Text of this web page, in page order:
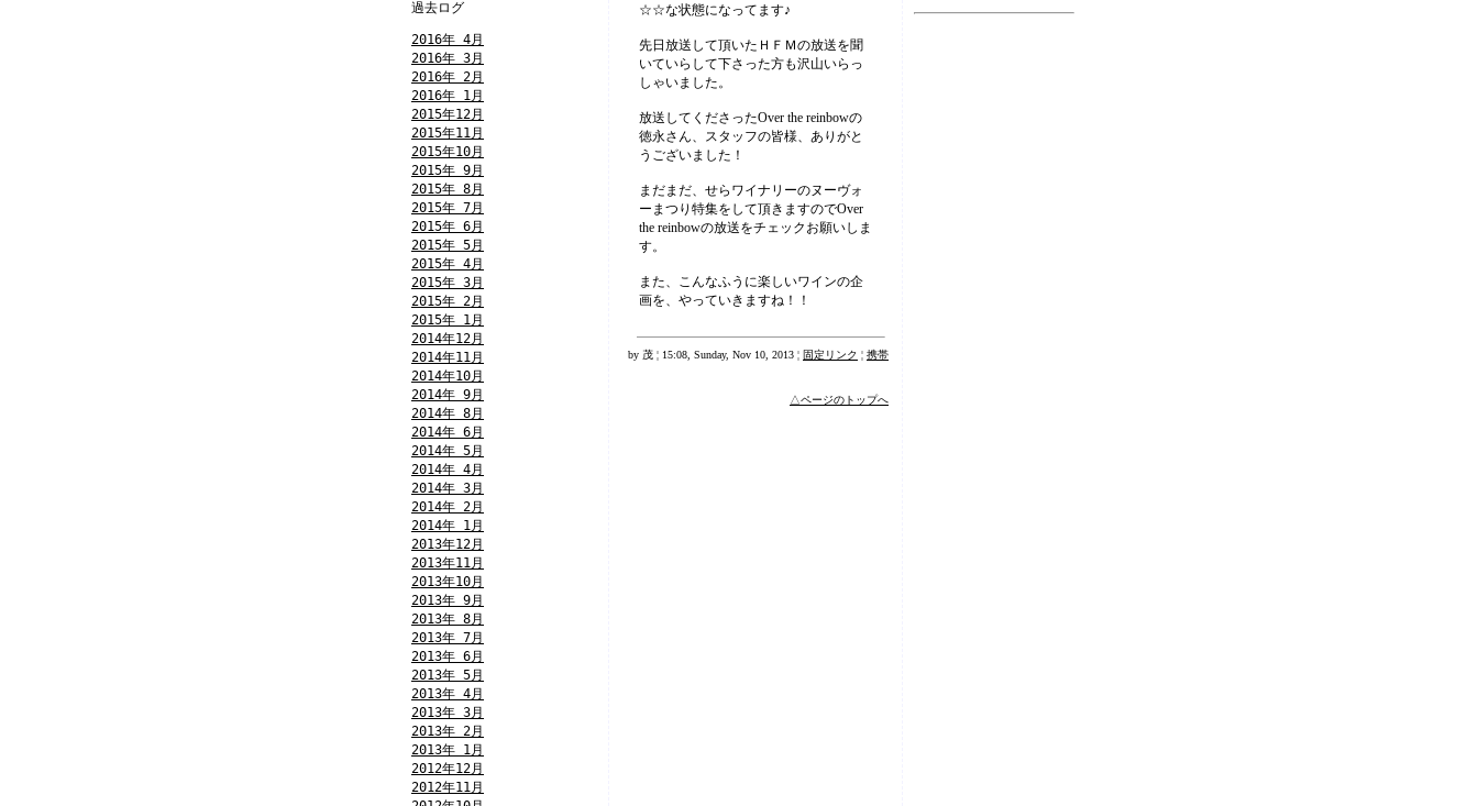
過去ログ
2016年 4月
2016年 3月
2016年 2月
2016年 1月
2015年12月
2015年11月
2015年10月
2015年 9月
2015年 8月
2015年 7月
2015年 6月
2015年 5月
2015年 4月
2015年 3月
2015年 2月
2015年 1月
2014年12月
2014年11月
2014年10月
2014年 9月
2014年 8月
2014年 6月
2014年 5月
2014年 4月
2014年 3月
2014年 2月
2014年 1月
2013年12月
2013年11月
2013年10月
2013年 9月
2013年 8月
2013年 7月
2013年 6月
2013年 5月
2013年 4月
2013年 3月
2013年 2月
2013年 1月
2012年12月
2012年11月
☆☆な状態になってます♪
先日放送して頂いたＨＦＭの放送を聞
いていらして下さった方も沢山いらっ
しゃいました。
放送してくださったOver the reinbowの
徳永さん、スタッフの皆様、ありがと
うございました！
まだまだ、せらワイナリーのヌーヴォ
ーまつり特集をして頂きますのでOver
the reinbowの放送をチェックお願いしま
す。
また、こんなふうに楽しいワインの企
画を、やっていきますね！！
by 茂 ¦ 15:08, Sunday, Nov 10, 2013 ¦ 固定リンク ¦ 携帯
△ページのトップへ